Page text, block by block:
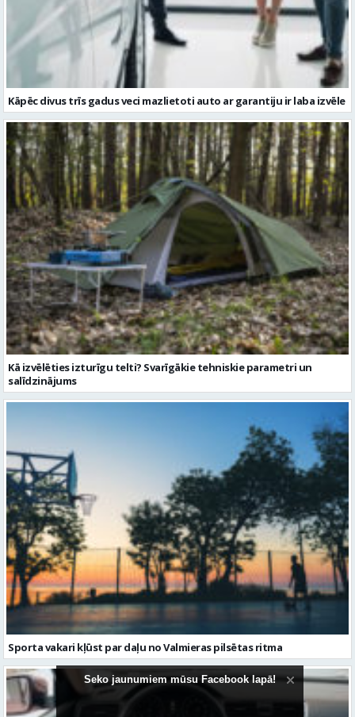
Kāpēc divus trīs gadus veci mazlietoti auto ar garantiju ir laba izvēle
Kā izvēlēties izturīgu telti? Svarīgākie tehniskie parametri un
salīdzinājums
Sporta vakari kļūst par daļu no Valmieras pilsētas ritma
Seko jaunumiem mūsu Facebook lapā!